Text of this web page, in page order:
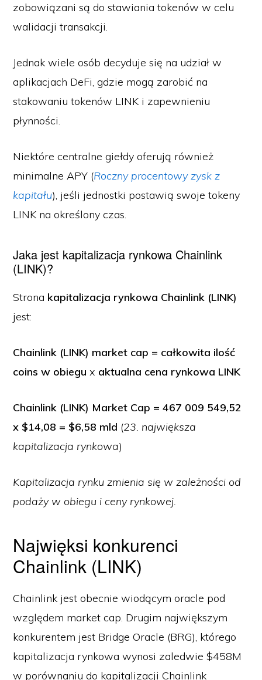
zobowiązani są do stawiania tokenów w celu
walidacji transakcji.
Jednak wiele osób decyduje się na udział w
aplikacjach DeFi, gdzie mogą zarobić na
stakowaniu tokenów LINK i zapewnieniu
płynności.
Niektóre centralne giełdy oferują również
minimalne APY (Roczny procentowy zysk z
kapitału), jeśli jednostki postawią swoje tokeny
LINK na określony czas.
Jaka jest kapitalizacja rynkowa Chainlink
(LINK)?
Strona kapitalizacja rynkowa Chainlink (LINK)
jest:
Chainlink (LINK) market cap = całkowita ilość
coins w obiegux aktualna cena rynkowa LINK
Chainlink (LINK) Market Cap = 467 009 549,52
x $14,08 = $6,58 mld (23. największa
kapitalizacja rynkowa)
Kapitalizacja rynku zmienia się w zależności od
podaży w obiegu i ceny rynkowej.
Najwięksi konkurenci
Chainlink (LINK)
Chainlink jest obecnie wiodącym oracle pod
względem market cap. Drugim największym
konkurentem jest Bridge Oracle (BRG), którego
kapitalizacja rynkowa wynosi zaledwie $458M
w porównaniu do kapitalizacji Chainlink